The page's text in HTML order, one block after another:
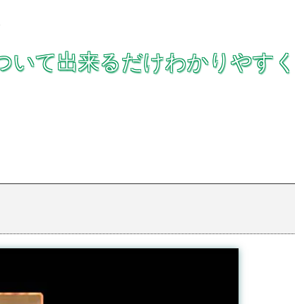
いて出来るだけわかりやすく